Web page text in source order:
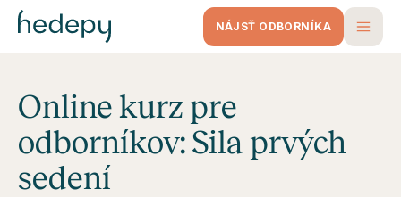
NÁJSŤ ODBORNÍKA
Online kurz pre
odborníkov: Sila prvých
sedení